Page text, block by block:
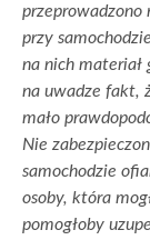
przeprowadzono
przy
na nich
na uwadze fakt,
mało
Nie
samochodzie
osoby, która
pomogłoby